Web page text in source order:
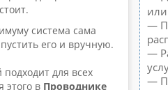
система сама
его и вручную.
подходит для всех
этого в Проводнике
—
—
—